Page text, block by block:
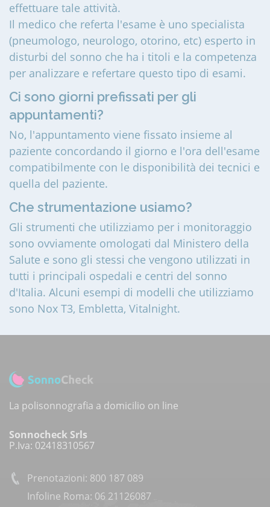
effettuare tale attività.
Il medico che referta l'esame è uno specialista
(pneumologo, neurologo, otorino, etc) esperto in
disturbi del sonno che ha i titoli e la competenza
per analizzare e refertare questo tipo di esami.
Ci sono giorni prefissati per gli
appuntamenti?
No, l'appuntamento viene fissato insieme al
paziente concordando il giorno e l'ora dell'esame
compatibilmente con le disponibilità dei tecnici e
quella del paziente.
Che strumentazione usiamo?
Gli strumenti che utilizziamo per i monitoraggio
sono ovviamente omologati dal Ministero della
Salute e sono gli stessi che vengono utilizzati in
tutti i principali ospedali e centri del sonno
d'Italia. Alcuni esempi di modelli che utilizziamo
sono Nox T3, Embletta, Vitalnight.
La polisonnografia a domicilio on line
Sonnocheck Srls
P.Iva: 02418310567
Prenotazioni: 800 187 089
Infoline Roma: 06 21126087